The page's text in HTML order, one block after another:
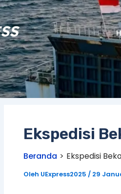
Ekspedisi
Beranda Ekspedisi
Oleh UExpress2025 / 29